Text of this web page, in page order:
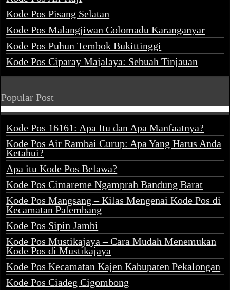
Kode Pos Pisang Selatan
Kode Pos Malangjiwan Colomadu Karanganyar
Kode Pos Puhun Tembok Bukittinggi
Kode Pos Ciparay Majalaya: Sebuah Tinjauan
Popular Post
Kode Pos 16161: Apa Itu dan Apa Manfaatnya?
Kode Pos Air Rambai Curup: Apa Yang Harus Anda
Ketahui?
Apa itu Kode Pos Belawa?
Kode Pos Cimareme Ngamprah Bandung Barat
Kode Pos Mangsang – Kilas Mengenai Kode Pos di
Kecamatan Palembang
Kode Pos Sipin Jambi
Kode Pos Mustikajaya – Cara Mudah Menemukan
Kode Pos di Mustikajaya
Kode Pos Kecamatan Kajen Kabupaten Pekalongan
Kode Pos Ciadeg Cigombong